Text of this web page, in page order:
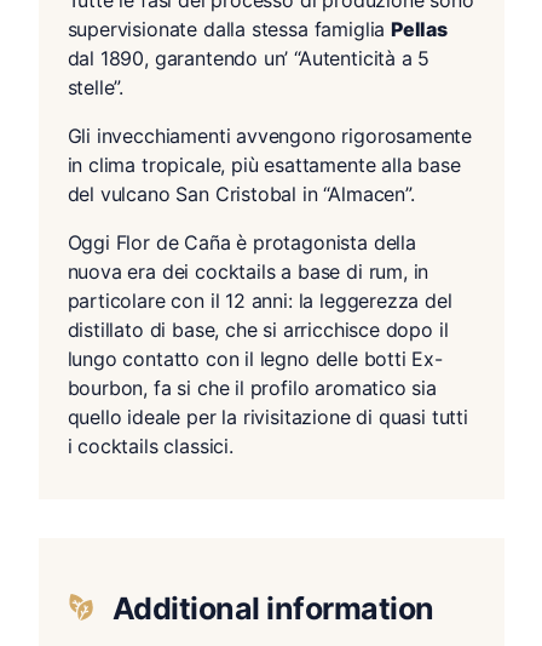
supervisionate dalla stessa famiglia Pellas
dal 1890, garantendo un’ “Autenticità a 5
stelle”.
Gli invecchiamenti avvengono rigorosamente
in clima tropicale, più esattamente alla base
del vulcano San Cristobal in “Almacen”.
Oggi Flor de Caña è protagonista della
nuova era dei cocktails a base di rum, in
particolare con il 12 anni: la leggerezza del
distillato di base, che si arricchisce dopo il
lungo contatto con il legno delle botti Ex-
bourbon, fa si che il profilo aromatico sia
quello ideale per la rivisitazione di quasi tutti
i cocktails classici.
Additional information